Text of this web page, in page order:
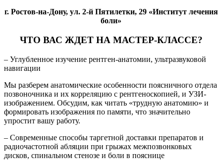
г. Ростов-на-Дону, ул. 2-й Пятилетки, 29 «Институт лечения
боли»
ЧТО ВАС ЖДЕТ НА МАСТЕР-КЛАССЕ?
– Углубленное изучение рентген-анатомии, ультразвуковой
навигации
Мы разберем анатомические особенности поясничного отдела
позвоночника и их корреляцию с рентгеноскопией, и УЗИ-
изображением. Обсудим, как читать «трудную анатомию» и
формировать изображения по памяти, что значительно
упростит вашу работу.
– Современные способы таргетной доставки препаратов и
радиочастотной абляции при грыжах межпозвонковых
дисков, спинальном стенозе и боли в пояснице